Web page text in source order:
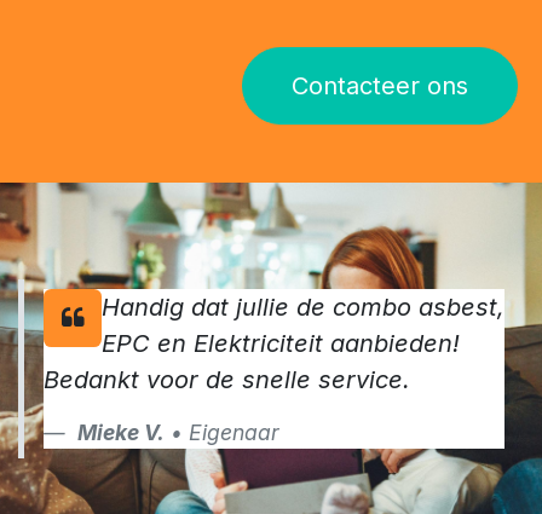
Contacteer ons
Handig dat jullie de combo asbest,
EPC en Elektriciteit aanbieden!
Bedankt voor de snelle service.
Mieke V. • Eigenaar